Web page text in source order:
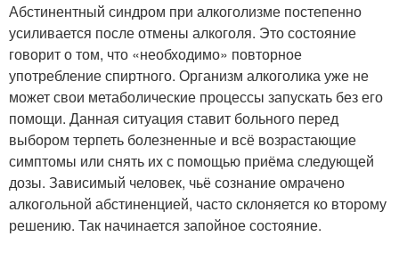
Абстинентный синдром при алкоголизме постепенно
усиливается после отмены алкоголя. Это состояние
говорит о том, что «необходимо» повторное
употребление спиртного. Организм алкоголика уже не
может свои метаболические процессы запускать без его
помощи. Данная ситуация ставит больного перед
выбором терпеть болезненные и всё возрастающие
симптомы или снять их с помощью приёма следующей
дозы. Зависимый человек, чьё сознание омрачено
алкогольной абстиненцией, часто склоняется ко второму
решению. Так начинается запойное состояние.